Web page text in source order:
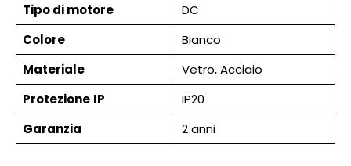
Tipo di motore
DC
Colore
Bianco
Materiale
Vetro, Acciaio
Protezione IP
IP20
Garanzia
2 anni